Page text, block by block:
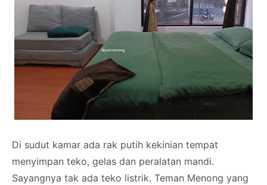
Di sudut kamar ada rak putih kekinian tempat
menyimpan teko, gelas dan peralatan mandi.
Sayangnya tak ada teko listrik. Teman Menong yang